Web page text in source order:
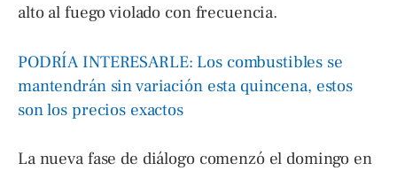
alto al fuego violado con frecuencia.
PODRÍA INTERESARLE: Los combustibles se
mantendrán sin variación esta quincena, estos
son los precios exactos
La nueva fase de diálogo comenzó el domingo en